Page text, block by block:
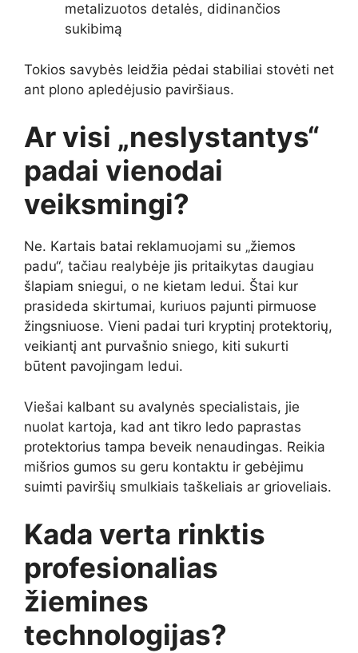
metalizuotos detalės, didinančios
sukibimą
Tokios savybės leidžia pėdai stabiliai stovėti net
ant plono apledėjusio paviršiaus.
Ar visi „neslystantys“
padai vienodai
veiksmingi?
Ne. Kartais batai reklamuojami su „žiemos
padu“, tačiau realybėje jis pritaikytas daugiau
šlapiam sniegui, o ne kietam ledui. Štai kur
prasideda skirtumai, kuriuos pajunti pirmuose
žingsniuose. Vieni padai turi kryptinį protektorių,
veikiantį ant purvašnio sniego, kiti sukurti
būtent pavojingam ledui.
Viešai kalbant su avalynės specialistais, jie
nuolat kartoja, kad ant tikro ledo paprastas
protektorius tampa beveik nenaudingas. Reikia
mišrios gumos su geru kontaktu ir gebėjimu
suimti paviršių smulkiais taškeliais ar grioveliais.
Kada verta rinktis
profesionalias
žiemines
technologijas?